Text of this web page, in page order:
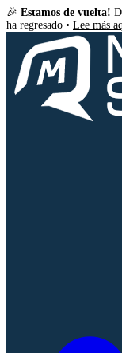
🎉 Estamos de vuelta!
ha regresado • Lee más